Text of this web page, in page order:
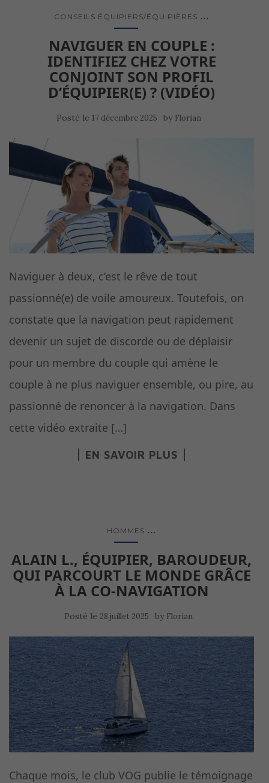
CONSEILS ÉQUIPIERS/ÉQUIPIÈRES ...
NAVIGUER EN COUPLE :
IDENTIFIEZ CHEZ VOTRE
CONJOINT SON PROFIL
D’ÉQUIPIER(E) ? (VIDÉO)
Posté le 17 décembre 2025 by Florian
Naviguer à deux, c’est le rêve de tout
passionné(e) de voile amoureux. Toutefois, on
constate que la navigation peut rapidement
devenir un sujet de discorde ou de déplaisir
pour un membre du couple qui amène le
couple à ne plus naviguer ensemble, ou pire, au
passionné de renoncer à la navigation. Dans
cette vidéo extraite […]
EN SAVOIR PLUS
HOMMES ...
ALAIN L., ÉQUIPIER, BAROUDEUR,
QUI PARCOURT LE MONDE GRÂCE
À LA CO-NAVIGATION
Posté le 28 juillet 2025 by Florian
Chaque mois, le club VOG publie le témoignage